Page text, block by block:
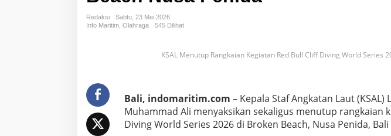
u
u
a
a
a
n
Redaksi
Sabtu, 23 Mei 2026
Info Maritim Olahraga 545 Dilihat
KSAL Menutup Rangkaian Kegiatan Red Bull Cliff Diving World Series
Bali, indomaritim.com – Kepala Staf Angkatan Laut (KSAL)
Muhammad Ali menyaksikan sekaligus menutup rangkaian
Diving World Series 2026 di Broken Beach, Nusa Penida,